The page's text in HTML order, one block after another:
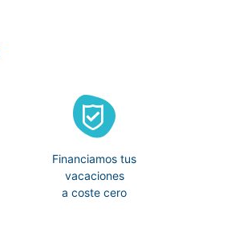
Financiamos tus
vacaciones
a coste cero